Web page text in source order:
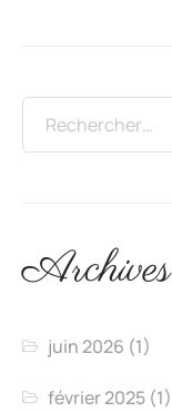
Archives
juin 2026 (1)
février 2025 (1)